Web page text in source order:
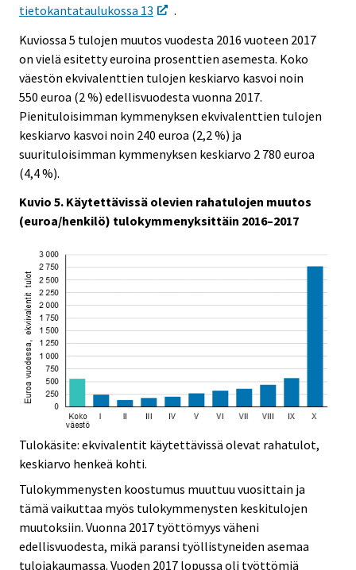
tietokantataulukossa 13
.
Kuviossa 5 tulojen muutos vuodesta 2016 vuoteen 2017
on vielä esitetty euroina prosenttien asemesta. Koko
väestön ekvivalenttien tulojen keskiarvo kasvoi noin
550 euroa (2 %) edellisvuodesta vuonna 2017.
Pienituloisimman kymmenyksen ekvivalenttien tulojen
keskiarvo kasvoi noin 240 euroa (2,2 %) ja
suurituloisimman kymmenyksen keskiarvo 2 780 euroa
(4,4 %).
Kuvio 5. Käytettävissä olevien rahatulojen muutos
(euroa/henkilö) tulokymmenyksittäin 2016–2017
Tulokäsite: ekvivalentit käytettävissä olevat rahatulot,
keskiarvo henkeä kohti.
Tulokymmenysten koostumus muuttuu vuosittain ja
tämä vaikuttaa myös tulokymmenysten keskitulojen
muutoksiin. Vuonna 2017 työttömyys väheni
edellisvuodesta, mikä paransi työllistyneiden asemaa
tulojakaumassa. Vuoden 2017 lopussa oli työttömiä